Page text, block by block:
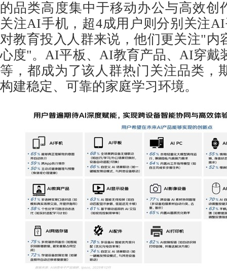
的品类高度集中于移动办公与高效创
关注AI手机，超4成用户则分别关注
对教育投入人群来说，他们更关注"内
心度"。AI平板、AI教育产品、AI穿戴
等，都成为了该人群热门关注品类，
构建稳定、可靠的家庭学习环境。